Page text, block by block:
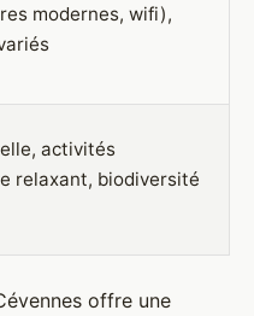
modernes, wifi),
activités
relaxant, biodiversité
offre une